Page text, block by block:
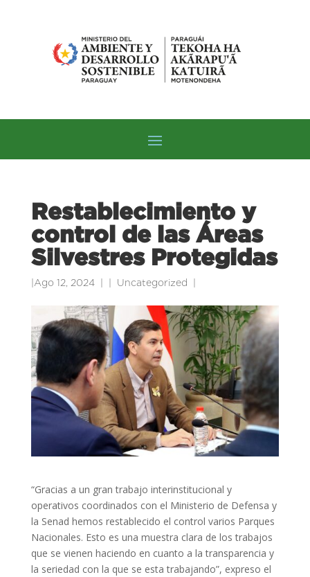
Restablecimiento y
control de las Áreas
Silvestres Protegidas
Ago 12, 2024 Uncategorized
“Gracias a un gran trabajo interinstitucional y
operativos coordinados con el Ministerio de Defensa y
la Senad hemos restablecido el control varios Parques
Nacionales. Esto es una muestra clara de los trabajos
que se vienen haciendo en cuanto a la transparencia y
la seriedad con la que se esta trabajando”, expreso el